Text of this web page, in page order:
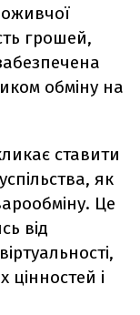
грошей,
обміну на
ставити
як
Це
від
цінностей і